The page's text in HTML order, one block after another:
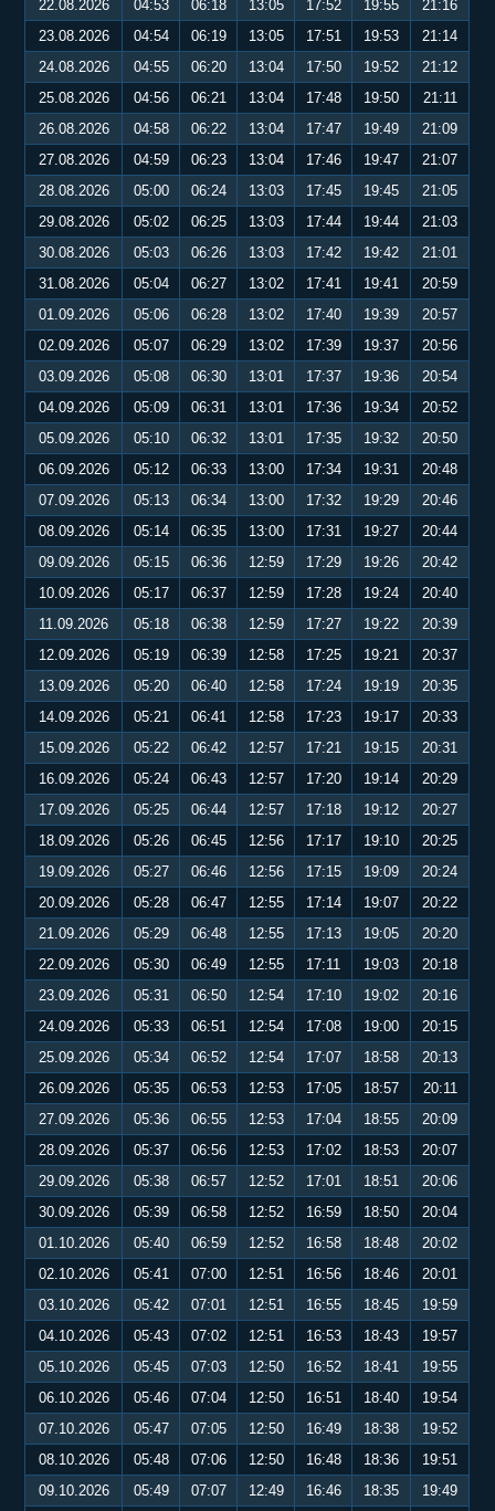
22.08.2026
04:53 06:18 13:05 17:52 19:55
21:16
23.08.2026
04:54 06:19 13:05 17:51 19:53
21:14
24.08.2026
04:55 06:20 13:04 17:50 19:52
21:12
25.08.2026
04:56 06:21 13:04 17:48 19:50
21:11
26.08.2026
04:58 06:22 13:04 17:47 19:49
21:09
27.08.2026
04:59 06:23 13:04 17:46 19:47
21:07
28.08.2026
05:00 06:24 13:03 17:45 19:45
21:05
29.08.2026
05:02 06:25 13:03 17:44 19:44
21:03
30.08.2026
05:03 06:26 13:03 17:42 19:42
21:01
31.08.2026
05:04 06:27 13:02 17:41 19:41
20:59
01.09.2026
05:06 06:28 13:02 17:40 19:39
20:57
02.09.2026
05:07 06:29 13:02 17:39 19:37
20:56
03.09.2026
05:08 06:30 13:01 17:37 19:36
20:54
04.09.2026
05:09 06:31 13:01 17:36 19:34
20:52
05.09.2026
05:10 06:32 13:01 17:35 19:32
20:50
06.09.2026
05:12 06:33 13:00 17:34 19:31
20:48
07.09.2026
05:13 06:34 13:00 17:32 19:29
20:46
08.09.2026
05:14 06:35 13:00 17:31 19:27
20:44
09.09.2026
05:15 06:36 12:59 17:29 19:26
20:42
10.09.2026
05:17 06:37 12:59 17:28 19:24
20:40
11.09.2026
05:18 06:38 12:59 17:27 19:22
20:39
12.09.2026
05:19 06:39 12:58 17:25 19:21
20:37
13.09.2026
05:20 06:40 12:58 17:24 19:19
20:35
14.09.2026
05:21 06:41 12:58 17:23 19:17
20:33
15.09.2026
05:22 06:42 12:57 17:21 19:15
20:31
16.09.2026
05:24 06:43 12:57 17:20 19:14
20:29
17.09.2026
05:25 06:44 12:57 17:18 19:12
20:27
18.09.2026
05:26 06:45 12:56 17:17 19:10
20:25
19.09.2026
05:27 06:46 12:56 17:15 19:09
20:24
20.09.2026
05:28 06:47 12:55 17:14 19:07
20:22
21.09.2026
05:29 06:48 12:55 17:13 19:05
20:20
22.09.2026
05:30 06:49 12:55 17:11 19:03
20:18
23.09.2026
05:31 06:50 12:54 17:10 19:02
20:16
24.09.2026
05:33 06:51 12:54 17:08 19:00
20:15
25.09.2026
05:34 06:52 12:54 17:07 18:58
20:13
26.09.2026
05:35 06:53 12:53 17:05 18:57
20:11
27.09.2026
05:36 06:55 12:53 17:04 18:55
20:09
28.09.2026
05:37 06:56 12:53 17:02 18:53
20:07
29.09.2026
05:38 06:57 12:52 17:01 18:51
20:06
30.09.2026
05:39 06:58 12:52 16:59 18:50
20:04
01.10.2026
05:40 06:59 12:52 16:58 18:48
20:02
02.10.2026
05:41 07:00 12:51 16:56 18:46
20:01
03.10.2026
05:42 07:01 12:51 16:55 18:45
19:59
04.10.2026
05:43 07:02 12:51 16:53 18:43
19:57
05.10.2026
05:45 07:03 12:50 16:52 18:41
19:55
06.10.2026
05:46 07:04 12:50 16:51 18:40
19:54
07.10.2026
05:47 07:05 12:50 16:49 18:38
19:52
08.10.2026
05:48 07:06 12:50 16:48 18:36
19:51
09.10.2026
05:49 07:07 12:49 16:46 18:35
19:49